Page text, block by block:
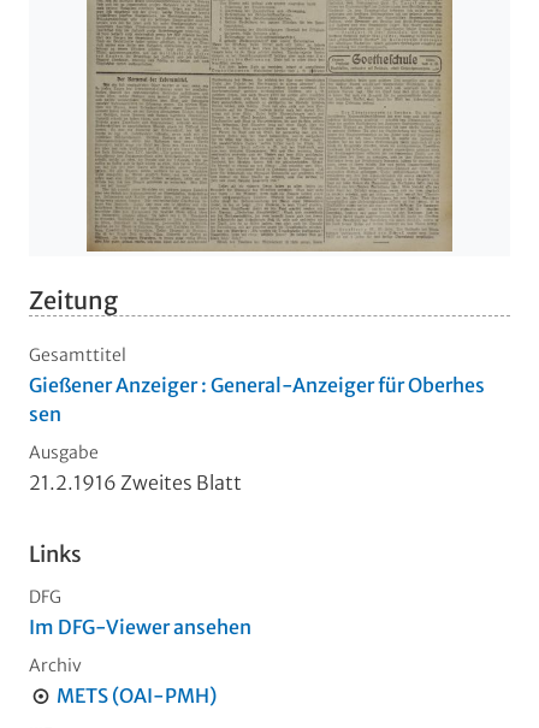
Zeitung
Gesamttitel
Gießener Anzeiger : General-Anzeiger für Oberhes
sen
Ausgabe
21.2.1916 Zweites Blatt
Links
DFG
Im DFG-Viewer ansehen
Archiv
METS (OAI-PMH)